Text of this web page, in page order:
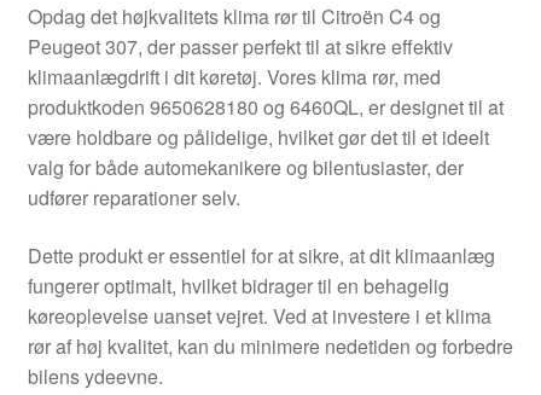
Klageprocedure
Kontakte
Kurv
Levering
Min Konto
Om os
Opdag det højkvalitets klima rør til Citroën C4 og
Peugeot 307, der passer perfekt til at sikre effektiv
klimaanlægdrift i dit køretøj. Vores klima rør, med
produktkoden 9650628180 og 6460QL, er designet til at
være holdbare og pålidelige, hvilket gør det til et ideelt
valg for både automekanikere og bilentusiaster, der
udfører reparationer selv.
Dette produkt er essentiel for at sikre, at dit klimaanlæg
fungerer optimalt, hvilket bidrager til en behagelig
køreoplevelse uanset vejret. Ved at investere i et klima
rør af høj kvalitet, kan du minimere nedetiden og forbedre
bilens ydeevne.